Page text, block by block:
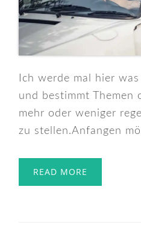
Ich werde mal hier
und bestimmt Themen
mehr oder weniger
zu stellen.Anfangen
READ MORE